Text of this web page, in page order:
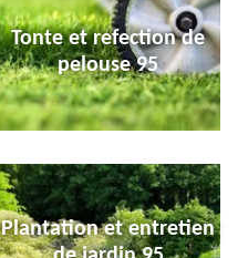
Tonte et refection de
pelouse 95
Plantation et entretien